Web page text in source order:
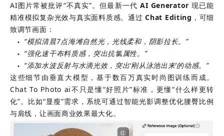
AI图片常被批评“不真实”。但最新一代 AI Generator 现已能
精准模拟复杂光效与真实面料质感。通过 Chat Editing ，可细
致调节画面：
● “模拟清晨7点海滩自然光，光线柔和，阴影拉长。”
● “强化速干布料质感，突出抗氯属性。”
●
“添加水波反射与水滴光效，突出‘刚从泳池出来’的动感。”
这些细节由垂直大模型，基于数百万真实时尚图训练而成。
Chat To Photo ai不只是懂“好照片”标准，更懂“什么样更转
化”。比如“显瘦”需求，系统可通过智能光影调整优化腰臀比例
与肩线，让画面商业效果最大化。